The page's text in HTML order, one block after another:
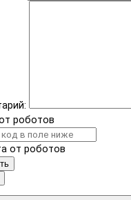
роботов